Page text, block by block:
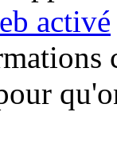
activé